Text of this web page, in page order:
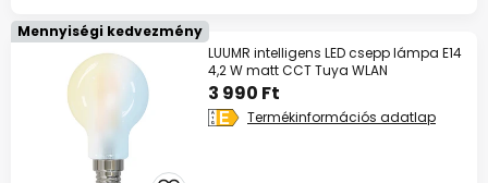
Mennyiségi kedvezmény
LUUMR intelligens LED csepp lámpa E14
4,2 W matt CCT Tuya WLAN
3 990 Ft
Termékinformációs adatlap